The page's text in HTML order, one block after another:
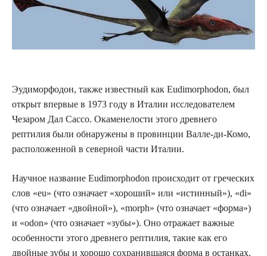
Эудиморфодон, также известный как Eudimorphodon, был
открыт впервые в 1973 году в Италии исследователем
Чезаром Дал Сассо. Окаменелости этого древнего
рептилия были обнаружены в провинции Валле-ди-Комо,
расположенной в северной части Италии.
Научное название Eudimorphodon происходит от греческих
слов «eu» (что означает «хороший» или «истинный»), «di»
(что означает «двойной»), «morph» (что означает «форма»)
и «odon» (что означает «зубы»). Оно отражает важные
особенности этого древнего рептилия, такие как его
двойные зубы и хорошо сохранившаяся форма в останках.